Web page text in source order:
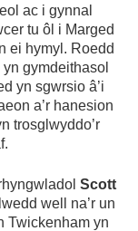
ac i gynnal
tu ôl i Marged
ei hymyl. Roedd
gymdeithasol
yn sgwrsio â’i
a’r hanesion
trosglwyddo’r
Scott
well na’r un
Twickenham yn